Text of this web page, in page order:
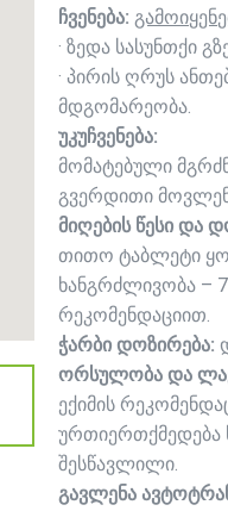
ჩვენება:
· ზედა სასუნთქი
· პირის ღრუს
მდგომარეობა.
უკუჩვენება:
მომატებული
გვერდითი
მიღების წესი და
თითო ტაბლეტი
ხანგრძლივობა –
რეკომენდაციით.
ჭარბი დოზირება:
ორსულობა და
ექიმის
ურთიერთქმედება
შესწავლილი.
გავლენა